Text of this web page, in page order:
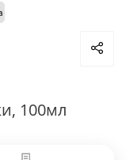
100мл